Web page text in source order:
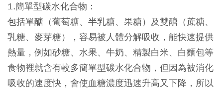
1.簡單型碳水化合物：
包括單醣（葡萄糖、半乳糖、果糖）及雙醣（蔗糖、
乳糖、麥芽糖），容易被人體分解吸收，能快速提供
熱量，例如砂糖、水果、牛奶、精製白米、白麵包等
食物裡就含有較多簡單型碳水化合物，但因為被消化
吸收的速度快，會使血糖濃度迅速升高又下降，所以